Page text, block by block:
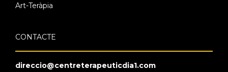
Art-Teràpia
CONTACTE
direccio@centreterapeuticdia1.com